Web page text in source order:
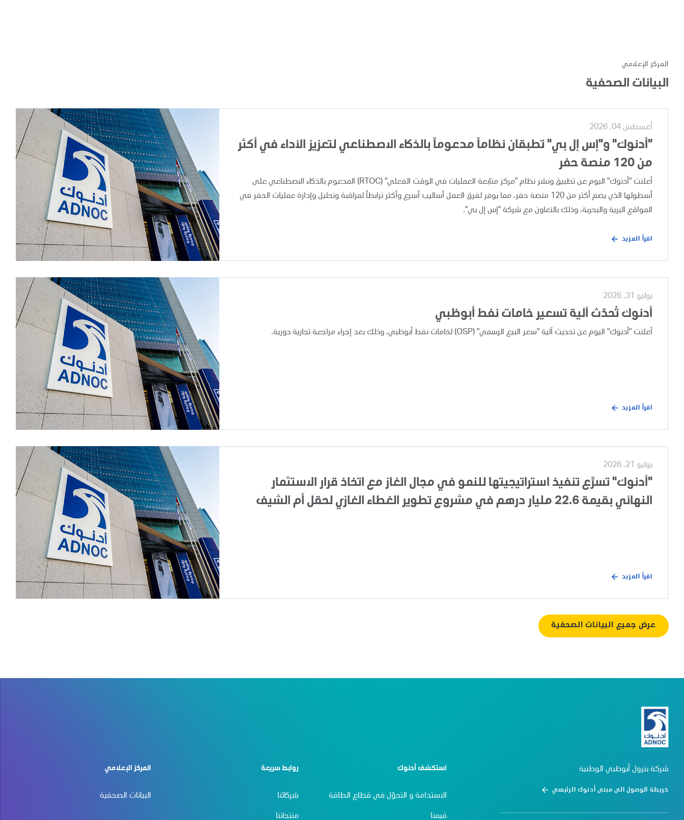
المركز الإعلامي
البيانات الصحفية
أغسطس 04, 2026
"أدنوك" و"إس إل بي" تطبقان نظاماً مدعوماً بالذكاء الاصطناعي لتعزيز الأداء في أكثر
من 120 منصة حفر
أعلنت "أدنوك" اليوم عن تطبيق ونشر نظام "مركز متابعة العمليات في الوقت الفعلي" (RTOC) المدعوم بالذكاء الاصطناعي على
أسطولها الذي يضم أكثر من 120 منصة حفر، مما يوفر لفرق العمل أساليب أسرع وأكثر ترابطاً لمراقبة وتحليل وإدارة عمليات الحفر في
المواقع البرية والبحرية، وذلك بالتعاون مع شركة "إس إل بي".
اقرأ المزيد
يوليو 31, 2026
أدنوك تُحدّث آلية تسعير خامات نفط أبوظبي
أعلنت "أدنوك" اليوم عن تحديث آلية "سعر البيع الرسمي" (OSP) لخامات نفط أبوظبي، وذلك بعد إجراء مراجعة تجارية دورية.
اقرأ المزيد
يوليو 21, 2026
"أدنوك" تسرِّع تنفيذ استراتيجيتها للنمو في مجال الغاز مع اتخاذ قرار الاستثمار
النهائي بقيمة 22.6 مليار درهم في مشروع تطوير الغطاء الغازي لحقل أم الشيف
اقرأ المزيد
عرض جميع البيانات الصحفية
شركة بترول أبوظبي الوطنية
خريطة الوصول الى مبنى أدنوك الرئيسي
استكشف أدنوك
الاستدامة و التحوّل في قطاع الطاقة
قيمنا
روابط سريعة
شركائنا
منتجاتنا
المركز الإعلامي
البيانات الصحفية